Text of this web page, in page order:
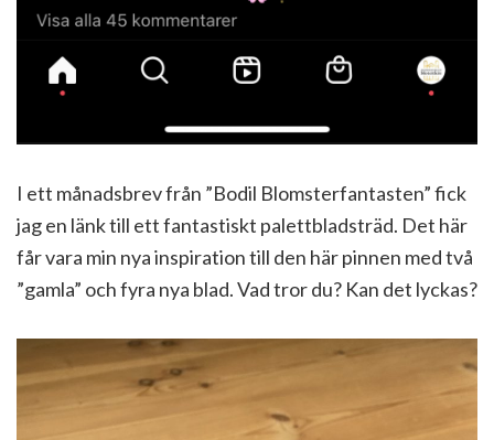
I ett månadsbrev från ”Bodil Blomsterfantasten” fick
jag en länk till ett fantastiskt palettbladsträd. Det här
får vara min nya inspiration till den här pinnen med två
”gamla” och fyra nya blad. Vad tror du? Kan det lyckas?